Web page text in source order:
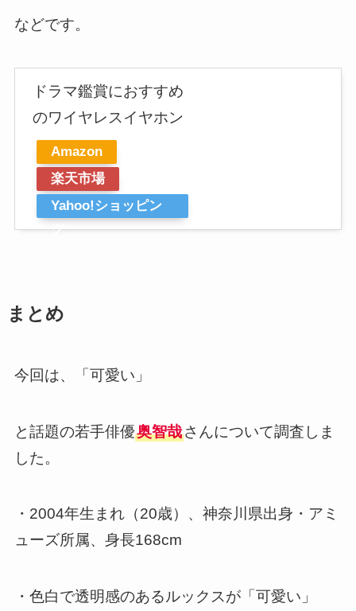
などです。
ドラマ鑑賞におすすめ
のワイヤレスイヤホン
Amazon
楽天市場
Yahoo!ショッピン
グ
まとめ
今回は、「可愛い」
と話題の若手俳優奥智哉さんについて調査しま
した。
・2004年生まれ（20歳）、神奈川県出身・アミ
ューズ所属、身長168cm
・色白で透明感のあるルックスが「可愛い」